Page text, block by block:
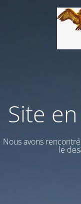
Site
Nous avons
le